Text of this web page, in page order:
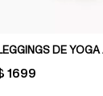
1699